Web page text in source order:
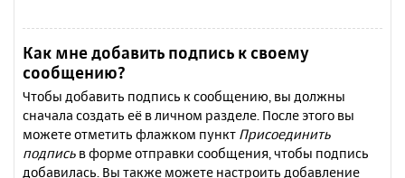
Как мне добавить подпись к своему
сообщению?
Чтобы добавить подпись к сообщению, вы должны
сначала создать её в личном разделе. После этого вы
можете отметить флажком пункт Присоединить
подпись в форме отправки сообщения, чтобы подпись
добавилась. Вы также можете настроить добавление